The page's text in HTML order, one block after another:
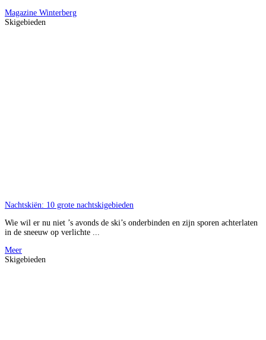
Magazine Winterberg
Skigebieden
Nachtskiën: 10 grote nachtskigebieden
Wie wil er nu niet ’s avonds de ski’s onderbinden en zijn sporen achterlaten
in de sneeuw op verlichte ...
Meer
Skigebieden